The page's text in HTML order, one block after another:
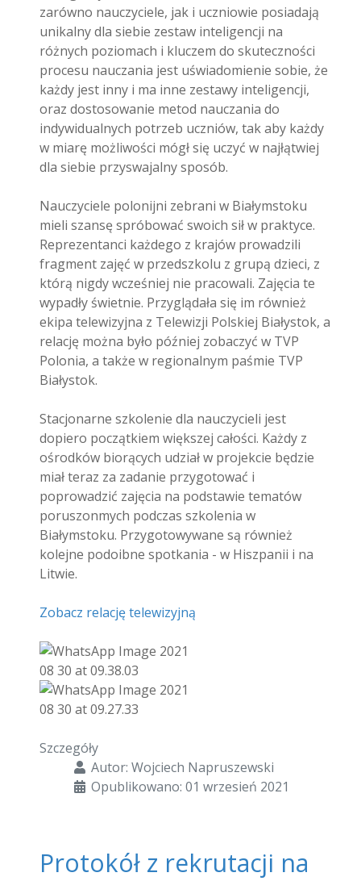
zarówno nauczyciele, jak i uczniowie posiadają
unikalny dla siebie zestaw inteligencji na
różnych poziomach i kluczem do skuteczności
procesu nauczania jest uświadomienie sobie, że
każdy jest inny i ma inne zestawy inteligencji,
oraz dostosowanie metod nauczania do
indywidualnych potrzeb uczniów, tak aby każdy
w miarę możliwości mógł się uczyć w najłątwiej
dla siebie przyswajalny sposób.
Nauczyciele polonijni zebrani w Białymstoku
mieli szansę spróbować swoich sił w praktyce.
Reprezentanci każdego z krajów prowadzili
fragment zajęć w przedszkolu z grupą dzieci, z
którą nigdy wcześniej nie pracowali. Zajęcia te
wypadły świetnie. Przyglądała się im również
ekipa telewizyjna z Telewizji Polskiej Białystok, a
relację można było później zobaczyć w TVP
Polonia, a także w regionalnym paśmie TVP
Białystok.
Stacjonarne szkolenie dla nauczycieli jest
dopiero początkiem większej całości. Każdy z
ośrodków biorących udział w projekcie będzie
miał teraz za zadanie przygotować i
poprowadzić zajęcia na podstawie tematów
poruszonmych podczas szkolenia w
Białymstoku. Przygotowywane są również
kolejne podoibne spotkania - w Hiszpanii i na
Litwie.
Zobacz relację telewizyjną
Szczegóły
Autor: Wojciech Napruszewski
Opublikowano: 01 wrzesień 2021
Protokół z rekrutacji na